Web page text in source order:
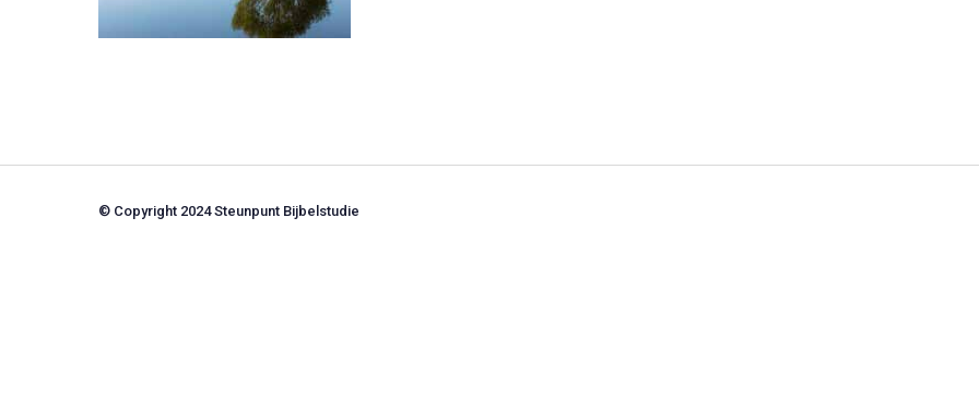
© Copyright 2024 Steunpunt Bijbelstudie